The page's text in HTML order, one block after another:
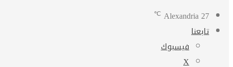
Alexandria27
℃
تابعنا
فيسبوك
‫X